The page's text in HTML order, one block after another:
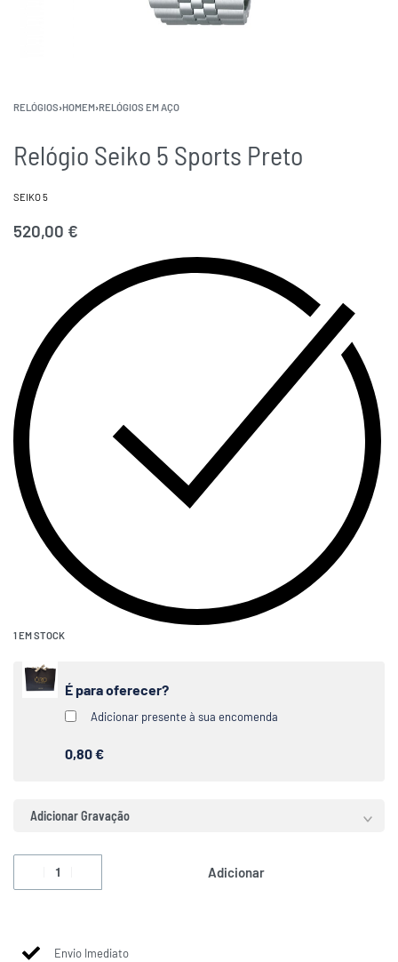
RELÓGIOS›HOMEM›RELÓGIOS EM AÇO
Relógio Seiko 5 Sports Preto
SEIKO 5
520,00 €
1 EM STOCK
É para oferecer?
Adicionar presente à sua encomenda
0,80 €
Adicionar Gravação
Adicionar
Envio Imediato